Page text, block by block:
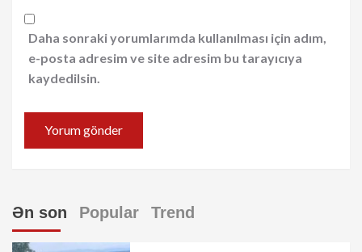
Daha sonraki yorumlarımda kullanılması için adım,
e-posta adresim ve site adresim bu tarayıcıya
kaydedilsin.
Ən son Popular Trend